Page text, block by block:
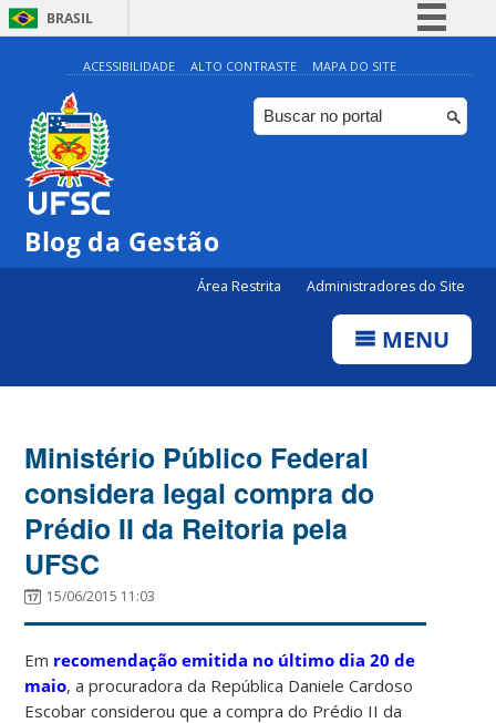
BRASIL
Simplifique!
Comunica BR
Participe
ACESSIBILIDADE ALTO CONTRASTE MAPA DO SITE
Blog da Gestão
Área Restrita Administradores do Site
MENU
Ministério Público Federal
considera legal compra do
Prédio II da Reitoria pela
UFSC
15/06/2015 11:03
Em recomendação emitida no último dia 20 de
maio, a procuradora da República Daniele Cardoso
Escobar considerou que a compra do Prédio II da